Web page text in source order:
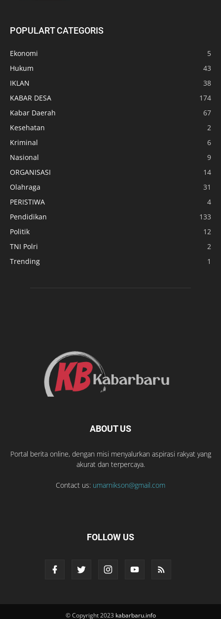
POPULART CATEGORIS
Ekonomi
5
Hukum
43
IKLAN
38
KABAR DESA
174
Kabar Daerah
67
Kesehatan
2
Kriminal
6
Nasional
9
ORGANISASI
14
Olahraga
31
PERISTIWA
4
Pendidikan
133
Politik
12
TNI Polri
2
Trending
1
ABOUT US
Portal berita online, dengan misi menyalurkan aspirasi rakyat yang
akurat dan terpercaya.
Contact us: umarnikson@gmail.com
FOLLOW US
© Copyright 2023 kabarbaru.info